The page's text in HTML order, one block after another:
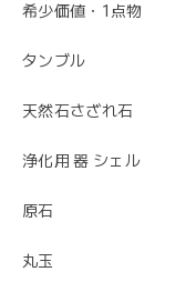
希少価値・1点物
タンブル
天然石さざれ石
浄化用 器 シェル
原石
丸玉